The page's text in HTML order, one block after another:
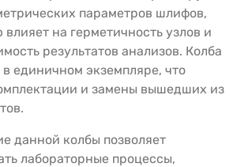
параметров шлифов,
на герметичность узлов и
результатов анализов. Колба
в единичном экземпляре, что
и замены вышедших из
данной колбы позволяет
лабораторные процессы,